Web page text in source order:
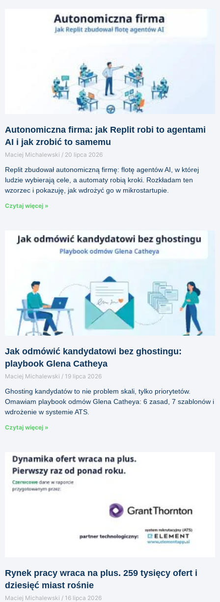
Autonomiczna firma: jak Replit robi to agentami
AI i jak zrobić to samemu
Maciej Michalewski 20 lipca 2026
Replit zbudował autonomiczną firmę: flotę agentów AI, w której
ludzie wybierają cele, a automaty robią kroki. Rozkładam ten
wzorzec i pokazuję, jak wdrożyć go w mikrostartupie.
Czytaj więcej »
Jak odmówić kandydatowi bez ghostingu:
playbook Glena Catheya
Maciej Michalewski 19 lipca 2026
Ghosting kandydatów to nie problem skali, tylko priorytetów.
Omawiam playbook odmów Glena Catheya: 6 zasad, 7 szablonów i
wdrożenie w systemie ATS.
Czytaj więcej »
Rynek pracy wraca na plus. 259 tysięcy ofert i
dziesięć miast rośnie
Maciej Michalewski 16 lipca 2026